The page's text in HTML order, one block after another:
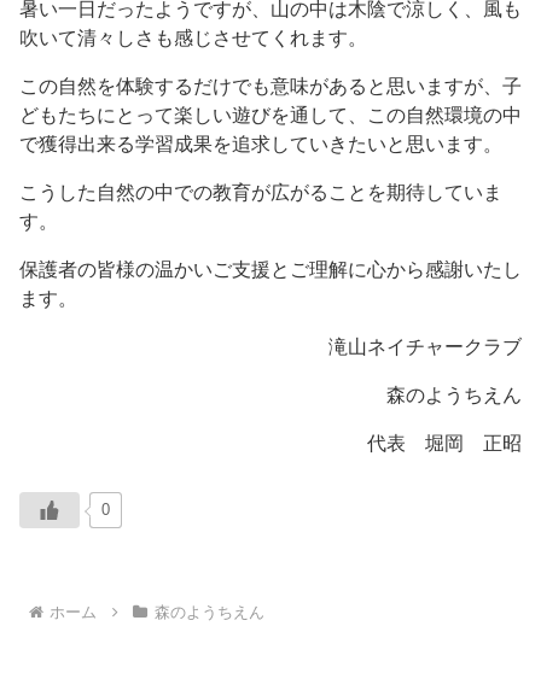
暑い一日だったようですが、山の中は木陰で涼しく、風も
吹いて清々しさも感じさせてくれます。
この自然を体験するだけでも意味があると思いますが、子
どもたちにとって楽しい遊びを通して、この自然環境の中
で獲得出来る学習成果を追求していきたいと思います。
こうした自然の中での教育が広がることを期待していま
す。
保護者の皆様の温かいご支援とご理解に心から感謝いたし
ます。
滝山ネイチャークラブ
森のようちえん
代表 堀岡 正昭
0
ホーム 森のようちえん